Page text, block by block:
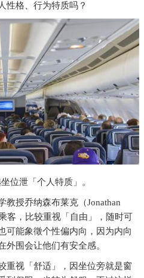
性格、行为特质吗？
位泄「个人特质」。
教授乔纳森布莱克（Jonathan
客，比较重视「自由」，随时可
可能象徵个性偏内向，因为内向
外围会让他们有安全感。
重视「舒适」，因坐位旁就是窗